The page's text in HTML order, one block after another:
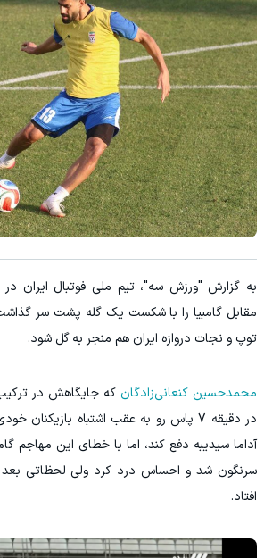
به گزارش "ورزش سه"، تیم ملی فوتبال ایران
مقابل گامبیا را با شکست یک گله پشت سر
توپ و نجات دروازه ایران هم منجر به گل شود.
محمدحسین کنعانی‌زادگان که جایگاهش در
در دقیقه 7 پاس رو به عقب اشتباه
آداما سیدیبه دفع کند، اما با خطای این مهاجم
سرنگون شد و احساس درد کرد ولی لحظاتی بعد
افتاد.